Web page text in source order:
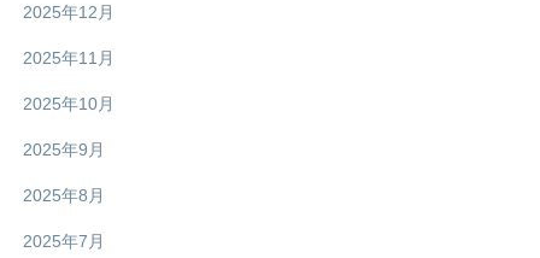
2025年12月
2025年11月
2025年10月
2025年9月
2025年8月
2025年7月